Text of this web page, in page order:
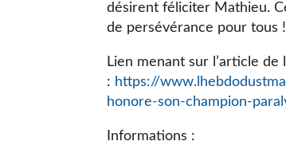
désirent féliciter Mathieu.
de persévérance pour tous !
Lien menant sur l’article
: https://
honore-son-champion-
Informations :